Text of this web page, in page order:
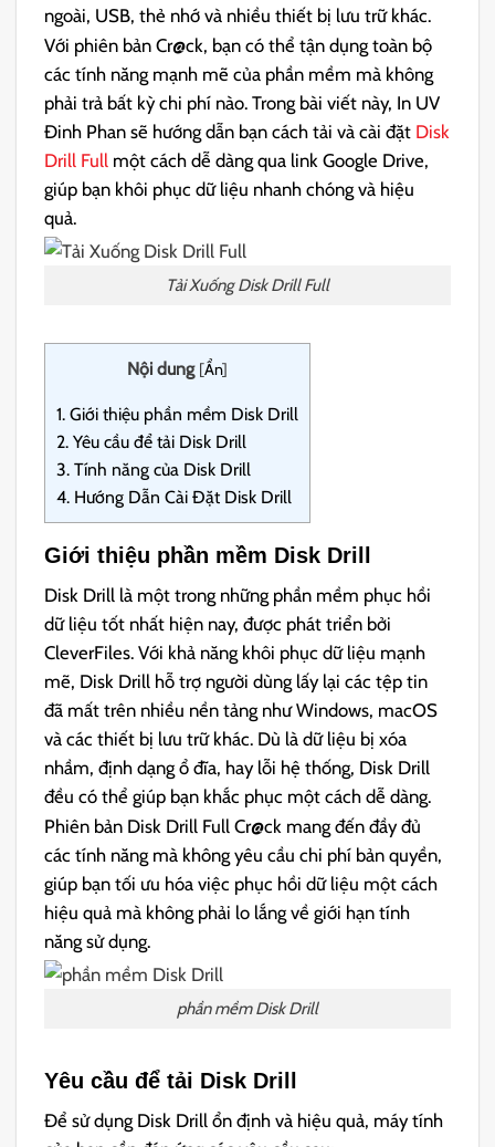
ngoài, USB, thẻ nhớ và nhiều thiết bị lưu trữ khác.
Với phiên bản Cr@ck, bạn có thể tận dụng toàn bộ
các tính năng mạnh mẽ của phần mềm mà không
phải trả bất kỳ chi phí nào. Trong bài viết này, In UV
Đinh Phan sẽ hướng dẫn bạn cách tải và cài đặt Disk
Drill Full một cách dễ dàng qua link Google Drive,
giúp bạn khôi phục dữ liệu nhanh chóng và hiệu
quả.
Tải Xuống Disk Drill Full
Nội dung [Ẩn]
1. Giới thiệu phần mềm Disk Drill
2. Yêu cầu để tải Disk Drill
3. Tính năng của Disk Drill
4. Hướng Dẫn Cài Đặt Disk Drill
Giới thiệu phần mềm Disk Drill
Disk Drill là một trong những phần mềm phục hồi
dữ liệu tốt nhất hiện nay, được phát triển bởi
CleverFiles. Với khả năng khôi phục dữ liệu mạnh
mẽ, Disk Drill hỗ trợ người dùng lấy lại các tệp tin
đã mất trên nhiều nền tảng như Windows, macOS
và các thiết bị lưu trữ khác. Dù là dữ liệu bị xóa
nhầm, định dạng ổ đĩa, hay lỗi hệ thống, Disk Drill
đều có thể giúp bạn khắc phục một cách dễ dàng.
Phiên bản Disk Drill Full Cr@ck mang đến đầy đủ
các tính năng mà không yêu cầu chi phí bản quyền,
giúp bạn tối ưu hóa việc phục hồi dữ liệu một cách
hiệu quả mà không phải lo lắng về giới hạn tính
năng sử dụng.
phần mềm Disk Drill
Yêu cầu để tải Disk Drill
Để sử dụng Disk Drill ổn định và hiệu quả, máy tính